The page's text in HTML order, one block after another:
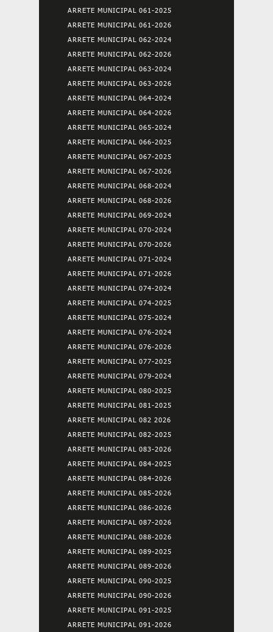
ARRETE MUNICIPAL 061-2025
ARRETE MUNICIPAL 061-2026
ARRETE MUNICIPAL 062-2024
ARRETE MUNICIPAL 062-2026
ARRETE MUNICIPAL 063-2024
ARRETE MUNICIPAL 063-2026
ARRETE MUNICIPAL 064-2024
ARRETE MUNICIPAL 064-2026
ARRETE MUNICIPAL 065-2024
ARRETE MUNICIPAL 066-2025
ARRETE MUNICIPAL 067-2025
ARRETE MUNICIPAL 067-2026
ARRETE MUNICIPAL 068-2024
ARRETE MUNICIPAL 068-2026
ARRETE MUNICIPAL 069-2024
ARRETE MUNICIPAL 070-2024
ARRETE MUNICIPAL 070-2026
ARRETE MUNICIPAL 071-2024
ARRETE MUNICIPAL 071-2026
ARRETE MUNICIPAL 074-2024
ARRETE MUNICIPAL 074-2025
ARRETE MUNICIPAL 075-2024
ARRETE MUNICIPAL 076-2024
ARRETE MUNICIPAL 076-2026
ARRETE MUNICIPAL 077-2025
ARRETE MUNICIPAL 079-2024
ARRETE MUNICIPAL 080-2025
ARRETE MUNICIPAL 081-2025
ARRETE MUNICIPAL 082 2026
ARRETE MUNICIPAL 082-2025
ARRETE MUNICIPAL 083-2026
ARRETE MUNICIPAL 084-2025
ARRETE MUNICIPAL 084-2026
ARRETE MUNICIPAL 085-2026
ARRETE MUNICIPAL 086-2026
ARRETE MUNICIPAL 087-2026
ARRETE MUNICIPAL 088-2026
ARRETE MUNICIPAL 089-2025
ARRETE MUNICIPAL 089-2026
ARRETE MUNICIPAL 090-2025
ARRETE MUNICIPAL 090-2026
ARRETE MUNICIPAL 091-2025
ARRETE MUNICIPAL 091-2026